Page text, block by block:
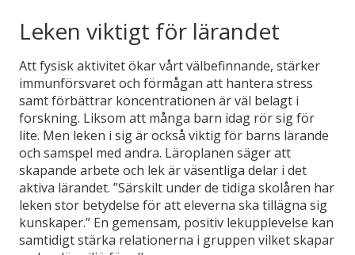
Leken viktigt för lärandet
Att fysisk aktivitet ökar vårt välbefinnande, stärker
immunförsvaret och förmågan att hantera stress
samt förbättrar koncentrationen är väl belagt i
forskning. Liksom att många barn idag rör sig för
lite. Men leken i sig är också viktig för barns lärande
och samspel med andra. Läroplanen säger att
skapande arbete och lek är väsentliga delar i det
aktiva lärandet. ”Särskilt under de tidiga skolåren har
leken stor betydelse för att eleverna ska tillägna sig
kunskaper.” En gemensam, positiv lekupplevelse kan
samtidigt stärka relationerna i gruppen vilket skapar